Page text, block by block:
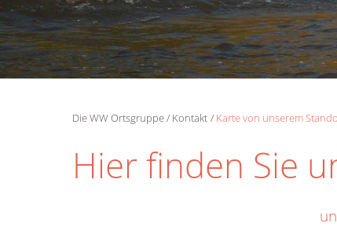
Die WW Ortsgruppe Kontakt Karte von unserem
Hier finden Sie